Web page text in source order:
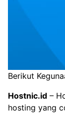
Berikut
Hostnic.id –
hosting yang